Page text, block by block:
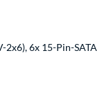
2x6), 6x 15-Pin-SATA